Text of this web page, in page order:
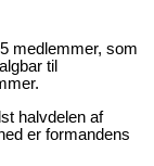
medlemmer, som
til
halvdelen af
er formandens